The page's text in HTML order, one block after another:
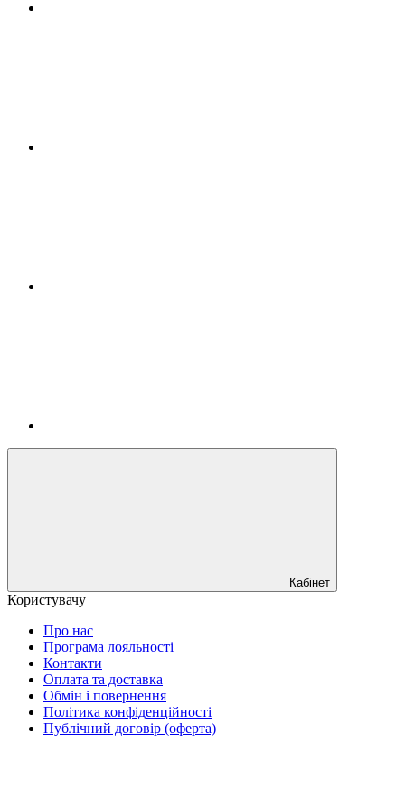
Кабінет
Користувачу
Про нас
Програма лояльності
Контакти
Оплата та доставка
Обмін і повернення
Політика конфіденційності
Публічний договір (оферта)